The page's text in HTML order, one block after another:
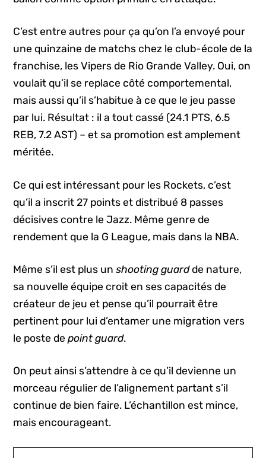
C’est entre autres pour ça qu’on l’a envoyé pour
une quinzaine de matchs chez le club-école de la
franchise, les Vipers de Rio Grande Valley. Oui, on
voulait qu’il se replace côté comportemental,
mais aussi qu’il s’habitue à ce que le jeu passe
par lui. Résultat : il a tout cassé (24.1 PTS, 6.5
REB, 7.2 AST) – et sa promotion est amplement
méritée.
Ce qui est intéressant pour les Rockets, c’est
qu’il a inscrit 27 points et distribué 8 passes
décisives contre le Jazz. Même genre de
rendement que la G League, mais dans la NBA.
Même s’il est plus unshooting guardde nature,
sa nouvelle équipe croit en ses capacités de
créateur de jeu et pense qu’il pourrait être
pertinent pour lui d’entamer une migration vers
le poste depoint guard.
On peut ainsi s’attendre à ce qu’il devienne un
morceau régulier de l’alignement partant s’il
continue de bien faire. L’échantillon est mince,
mais encourageant.